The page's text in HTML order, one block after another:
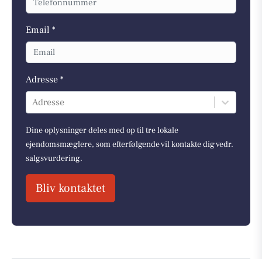
Email *
Adresse *
Adresse
Dine oplysninger deles med op til tre lokale
ejendomsmæglere, som efterfølgende vil kontakte dig vedr.
salgsvurdering.
Bliv kontaktet